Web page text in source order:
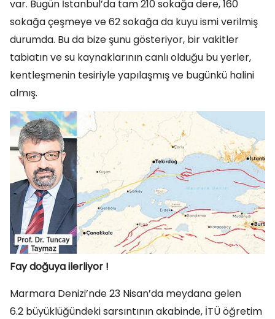
var. Bugün İstanbul’da tam 210 sokağa dere, 160
sokağa çeşmeye ve 62 sokağa da kuyu ismi verilmiş
durumda. Bu da bize şunu gösteriyor, bir vakitler
tabiatın ve su kaynaklarının canlı olduğu bu yerler,
kentleşmenin tesiriyle yapılaşmış ve bugünkü halini
almış.
Fay doğuya ilerliyor !
Marmara Denizi’nde 23 Nisan’da meydana gelen
6.2 büyüklüğündeki sarsıntının akabinde, İTÜ öğretim